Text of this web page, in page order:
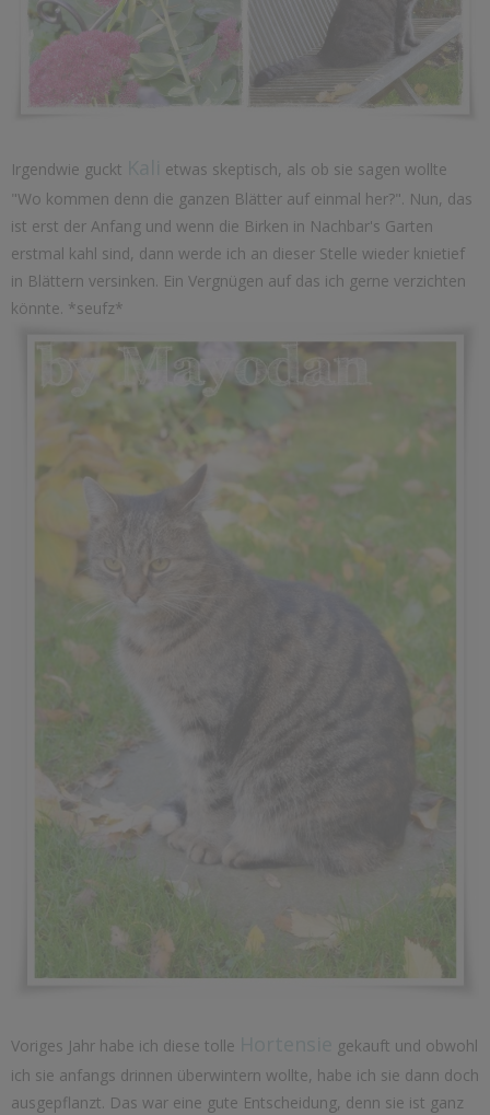
Irgendwie guckt
etwas skeptisch, als ob sie sagen wollte
"Wo kommen denn die ganzen Blätter auf einmal her?". Nun, das
ist erst der Anfang und wenn die Birken in Nachbar's Garten
erstmal kahl sind, dann werde ich an dieser Stelle wieder knietief
in Blättern versinken. Ein Vergnügen auf das ich gerne verzichten
könnte. *seufz*
Voriges Jahr habe ich diese tolle
gekauft und obwohl
ich sie anfangs drinnen überwintern wollte, habe ich sie dann doch
ausgepflanzt. Das war eine gute Entscheidung, denn sie ist ganz